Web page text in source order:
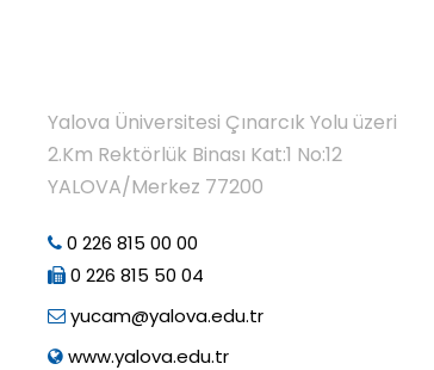
Yalova Üniversitesi Çınarcık Yolu üzeri
2.Km Rektörlük Binası Kat:1 No:12
YALOVA/Merkez 77200
0 226 815 00 00
0 226 815 50 04
yucam@yalova.edu.tr
www.yalova.edu.tr